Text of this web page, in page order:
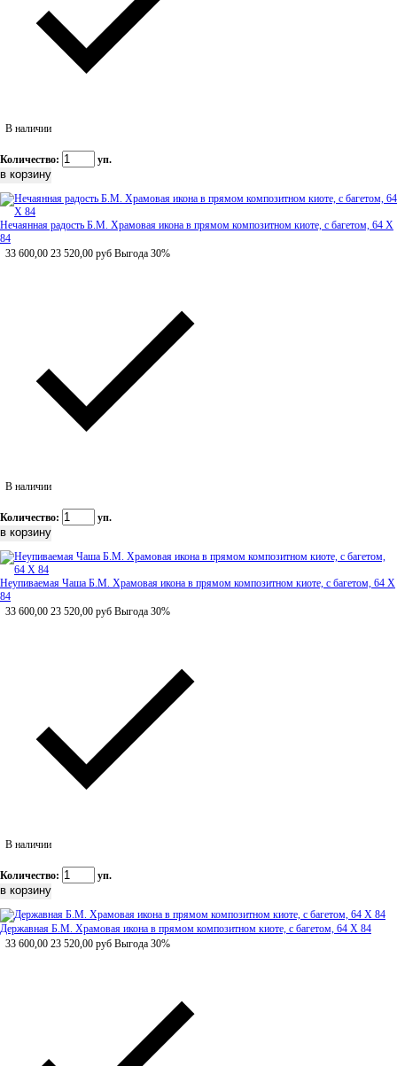
В наличии
Количество: уп.
Нечаянная радость Б.М. Храмовая икона в прямом композитном киоте, с багетом, 64 Х
84
33 600,00 23 520,00 руб Выгода 30%
В наличии
Количество: уп.
Неупиваемая Чаша Б.М. Храмовая икона в прямом композитном киоте, с багетом, 64 Х
84
33 600,00 23 520,00 руб Выгода 30%
В наличии
Количество: уп.
Державная Б.М. Храмовая икона в прямом композитном киоте, с багетом, 64 Х 84
33 600,00 23 520,00 руб Выгода 30%